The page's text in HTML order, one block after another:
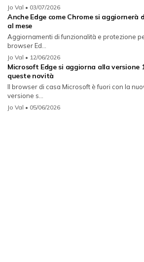
Jo Val • 03/07/2026
Anche Edge come Chrome si aggiornerà
al mese
Aggiornamenti di funzionalità e protezione
browser Ed...
Jo Val • 12/06/2026
Microsoft Edge si aggiorna alla versione
queste novità
Il browser di casa Microsoft è fuori con la
versione s...
Jo Val • 05/06/2026